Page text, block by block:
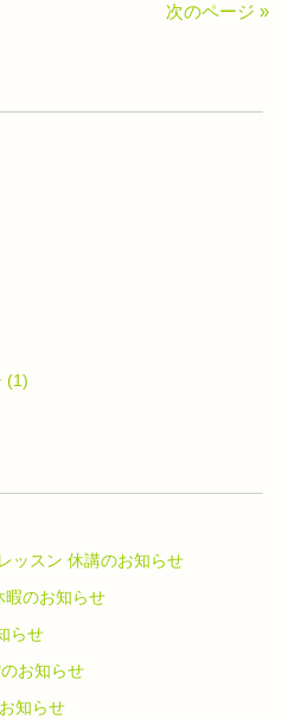
次のページ »
(1)
ッスン 休講のお知らせ
暇のお知らせ
らせ
お知らせ
知らせ